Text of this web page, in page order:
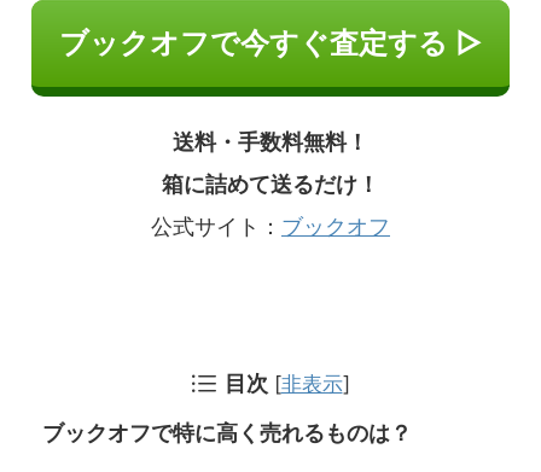
ブックオフで今すぐ査定する ▷
送料・手数料無料！
箱に詰めて送るだけ！
公式サイト： ブックオフ
目次 [非表示]
ブックオフで特に高く売れるものは？